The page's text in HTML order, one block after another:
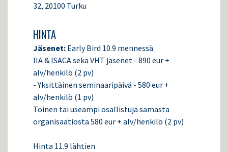
32, 20100 Turku
HINTA
Jäsenet: Early Bird 10.9 mennessä
IIA & ISACA sekä VHT jäsenet - 890 eur +
alv/henkilö (2 pv)
- Yksittäinen seminaaripäivä - 580 eur +
alv/henkilö (1 pv)
Toinen tai useampi osallistuja samasta
organisaatiosta 580 eur + alv/henkilö (2 pv)
Hinta 11.9 lähtien